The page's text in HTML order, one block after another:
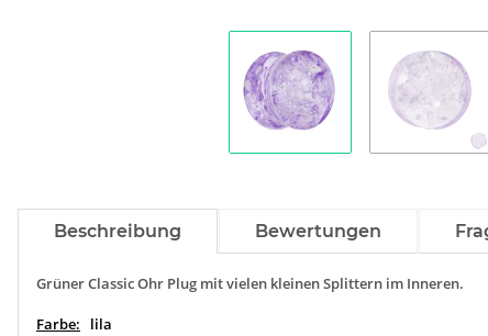
Beschreibung Bewertungen
Grüner Classic Ohr Plug mit vielen kleinen Splittern im Inneren.
Farbe: lila